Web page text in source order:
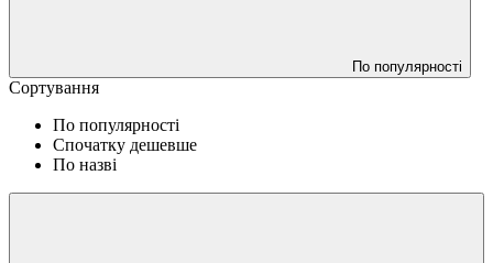
По популярності
Сортування
По популярності
Спочатку дешевше
По назві